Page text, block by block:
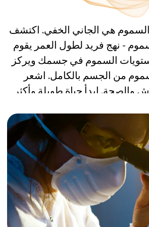
السموم: تهديد خفي لصحتك
تتعرض يومياً لعدد لا يحصى من الملوثات، مثل
المعادن الثقيلة، والسموم الفطرية، ومركبات PFAs
المتزايد يمكن أن يؤدي إلى أعراض مزمنة مثل